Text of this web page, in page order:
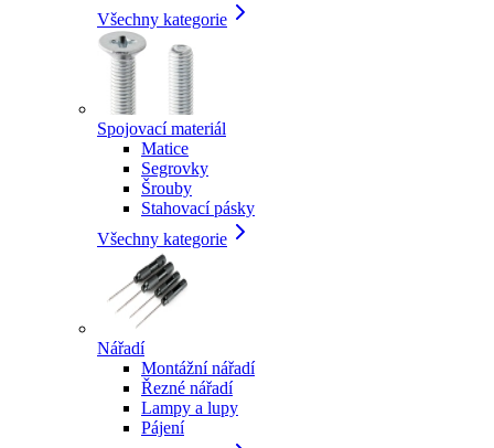
Všechny kategorie
Spojovací materiál
Matice
Segrovky
Šrouby
Stahovací pásky
Všechny kategorie
Nářadí
Montážní nářadí
Řezné nářadí
Lampy a lupy
Pájení